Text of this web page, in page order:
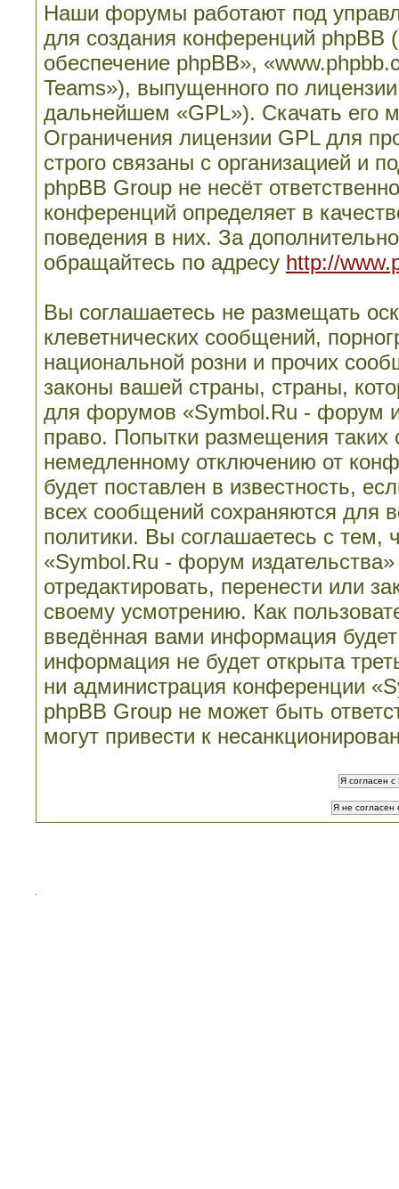
Наши форумы работают под
для создания конференций
обеспечение phpBB»,
Teams»), выпущенного по
дальнейшем «GPL»). Скачать его
Ограничения лицензии GPL для
строго связаны с организацией и
phpBB Group не несёт
конференций определяет в
поведения в них. За
обращайтесь по адресу http://
Вы соглашаетесь не размещать
клеветнических сообщений,
национальной розни и прочих
законы вашей страны, страны,
для форумов «Symbol.Ru - форум
право. Попытки размещения
немедленному отключению от
будет поставлен в известность,
всех сообщений сохраняются для
политики. Вы соглашаетесь с
«Symbol.Ru - форум
отредактировать, перенести или
своему усмотрению. Как
введённая вами информация
информация не будет открыта
ни администрация конференции
phpBB Group не может быть
могут привести к